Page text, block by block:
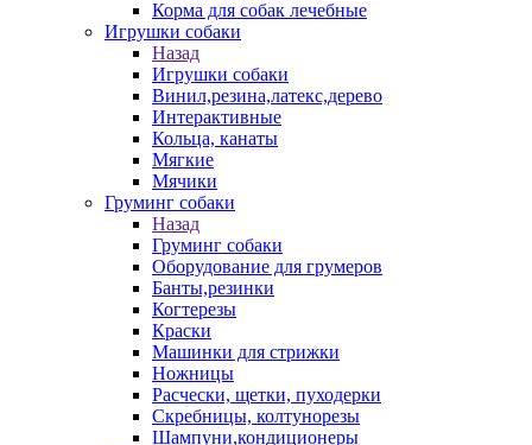
Корма для собак лечебные
Игрушки собаки
Назад
Игрушки собаки
Винил,резина,латекс,дерево
Интерактивные
Кольца, канаты
Мягкие
Мячики
Груминг собаки
Назад
Груминг собаки
Оборудование для грумеров
Банты,резинки
Когтерезы
Краски
Машинки для стрижки
Ножницы
Расчески, щетки, пуходерки
Скребницы, колтунорезы
Шампуни,кондиционеры